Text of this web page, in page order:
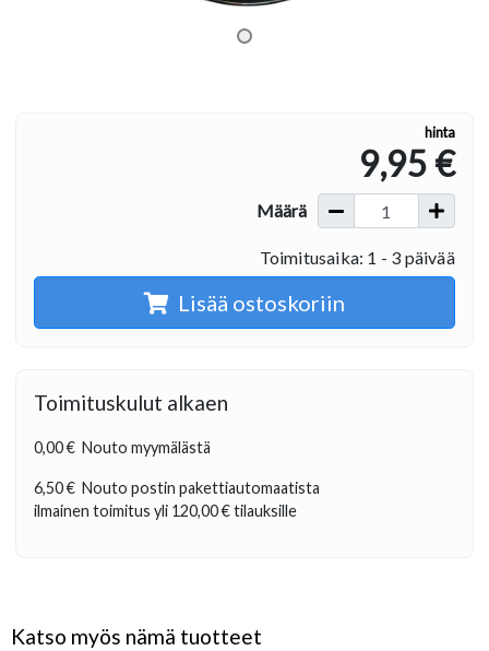
hinta
9,95 €
Määrä
Toimitusaika: 1 - 3 päivää
Lisää ostoskoriin
Toimituskulut alkaen
0,00 € Nouto myymälästä
6,50 € Nouto postin pakettiautomaatista
ilmainen toimitus yli 120,00 €tilauksille
Katso myös nämä tuotteet